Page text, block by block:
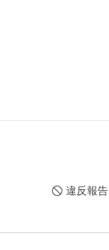
違反報告